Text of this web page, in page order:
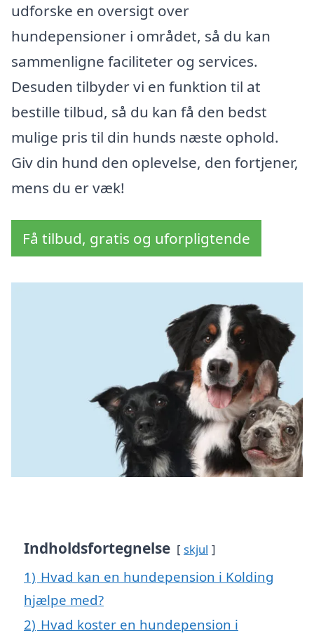
udforske en oversigt over
hundepensioner i området, så du kan
sammenligne faciliteter og services.
Desuden tilbyder vi en funktion til at
bestille tilbud, så du kan få den bedst
mulige pris til din hunds næste ophold.
Giv din hund den oplevelse, den fortjener,
mens du er væk!
Få tilbud, gratis og uforpligtende
Indholdsfortegnelse skjul
1) Hvad kan en hundepension i Kolding
hjælpe med?
2) Hvad koster en hundepension i